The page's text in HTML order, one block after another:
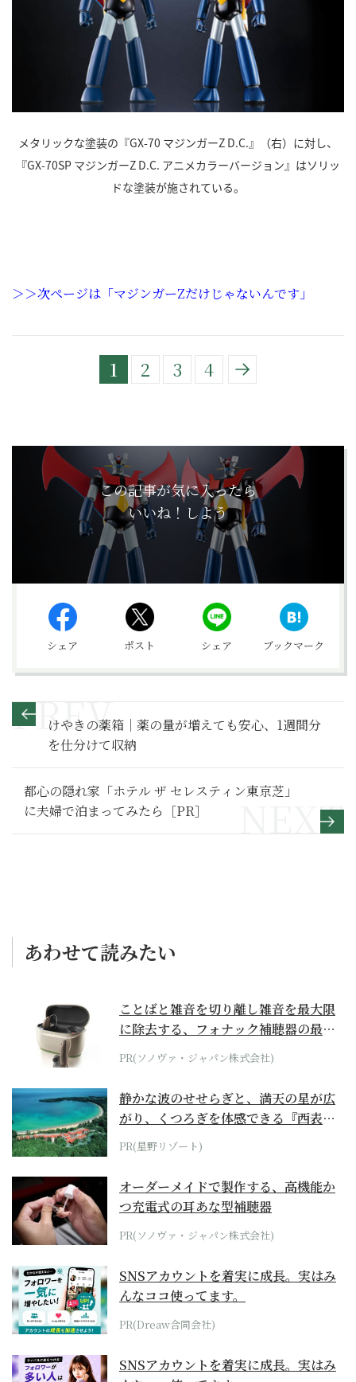
メタリックな塗装の『GX-70 マジンガーZ D.C.』（右）に対し、
『GX-70SP マジンガーZ D.C. アニメカラーバージョン』はソリッ
ドな塗装が施されている。
＞＞次ページは「マジンガーZだけじゃないんです」
1 2 3 4
この記事が気に入ったら
いいね！しよう
シェア ポスト シェア ブックマーク
けやきの薬箱｜薬の量が増えても安心、1週間分
を仕分けて収納
都心の隠れ家「ホテル ザ セレスティン東京芝」
に夫婦で泊まってみたら［PR］
あわせて読みたい
ことばと雑音を切り離し雑音を最大限
に除去する、フォナック補聴器の最上
位モデル
PR(ソノヴァ・ジャパン株式会社)
静かな波のせせらぎと、満天の星が広
がり、くつろぎを体感できる『西表島
ホテル by...
PR(星野リゾート)
オーダーメイドで製作する、高機能か
つ充電式の耳あな型補聴器
PR(ソノヴァ・ジャパン株式会社)
SNSアカウントを着実に成長。実はみ
んなココ使ってます。
PR(Dreaw合同会社)
SNSアカウントを着実に成長。実はみ